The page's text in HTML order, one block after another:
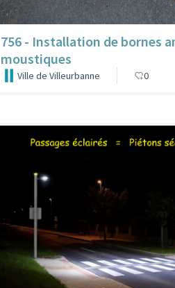
756 - Installation de bornes
moustiques
Ville de Villeurbanne 0